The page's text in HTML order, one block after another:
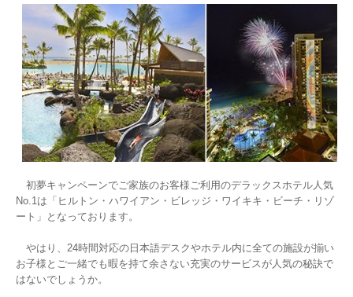
初夢キャンペーンでご家族のお客様ご利用のデラックスホテル人気
No.1は「ヒルトン・ハワイアン・ビレッジ・ワイキキ・ビーチ・リゾ
ート」となっております。
やはり、24時間対応の日本語デスクやホテル内に全ての施設が揃い
お子様とご一緒でも暇を持て余さない充実のサービスが人気の秘訣で
はないでしょうか。